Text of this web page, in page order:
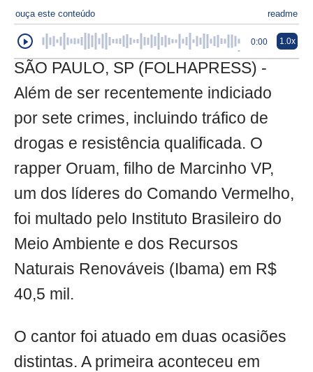
ouça este conteúdo readme
0:00 1.0x
SÃO PAULO, SP (FOLHAPRESS) -
Além de ser recentemente indiciado
por sete crimes, incluindo tráfico de
drogas e resistência qualificada. O
rapper Oruam, filho de Marcinho VP,
um dos líderes do Comando Vermelho,
foi multado pelo Instituto Brasileiro do
Meio Ambiente e dos Recursos
Naturais Renováveis (Ibama) em R$
40,5 mil.
O cantor foi atuado em duas ocasiões
distintas. A primeira aconteceu em